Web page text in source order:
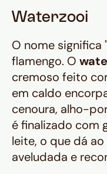
Waterzooi
O nome significa
flamengo. O
cremoso feito
em caldo
cenoura, alho-
é finalizado com
leite, o que dá
aveludada e